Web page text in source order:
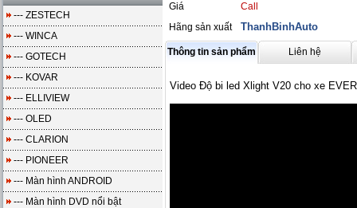
--- ZESTECH
--- WINCA
--- GOTECH
--- KOVAR
--- ELLIVIEW
--- OLED
--- CLARION
--- PIONEER
--- Màn hình ANDROID
--- Màn hình DVD nổi bật
Giá
Call
Hãng sản xuất
ThanhBinhAuto
Thông tin sản phẩm Liên hệ
Video Độ bi led Xlight V20 cho xe